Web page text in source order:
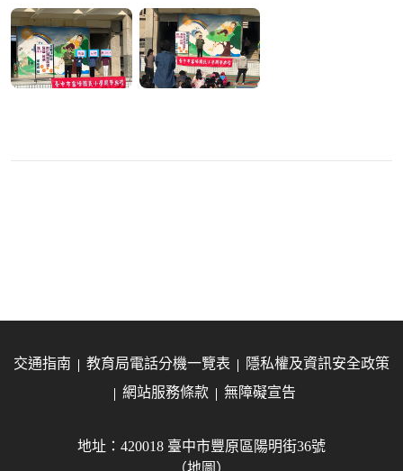
交通指南 教育局電話分機一覽表
隱私權及資訊安全政策
網站服務條款
無障礙宣告
地址：420018 臺中市豐原區陽明街36號